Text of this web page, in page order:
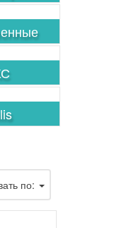
по: